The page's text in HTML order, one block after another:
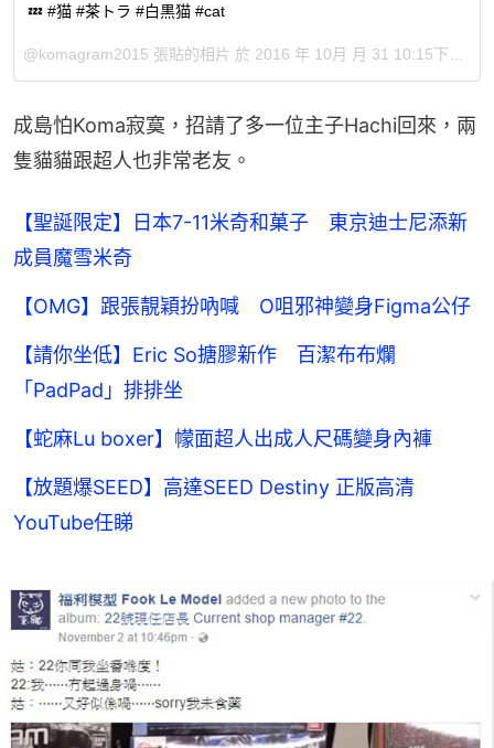
💤 #猫 #茶トラ #白黒猫 #cat
@komagram2015 張貼的相片 於 2016 年 10月 月 31 10:15下午 PDT
成島怕Koma寂寞，招請了多一位主子Hachi回來，兩
隻貓貓跟超人也非常老友。
【聖誕限定】日本7-11米奇和菓子 東京迪士尼添新
成員魔雪米奇
【OMG】跟張靚穎扮吶喊 O咀邪神變身Figma公仔
【請你坐低】Eric So搪膠新作 百潔布布爛
「PadPad」排排坐
【蛇麻Lu boxer】幪面超人出成人尺碼變身內褲
【放題爆SEED】高達SEED Destiny 正版高清
YouTube任睇